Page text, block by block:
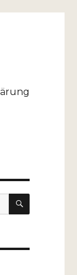
SUCHEN